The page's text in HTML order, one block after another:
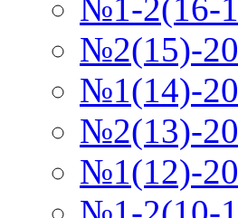
№1-2(16-
№2(15)-
№1(14)-
№2(13)-
№1(12)-